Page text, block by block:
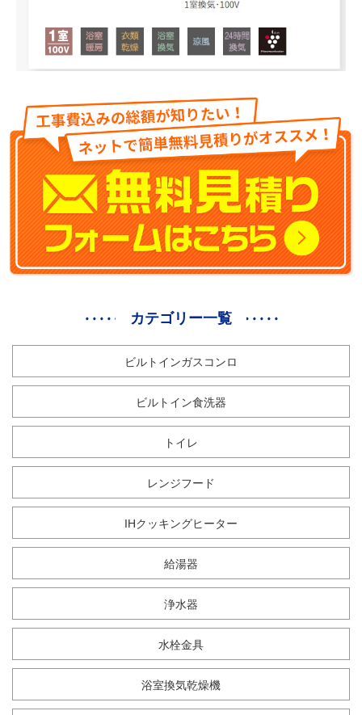
カテゴリー一覧
ビルトインガスコンロ
ビルトイン食洗器
トイレ
レンジフード
IHクッキングヒーター
給湯器
浄水器
水栓金具
浴室換気乾燥機